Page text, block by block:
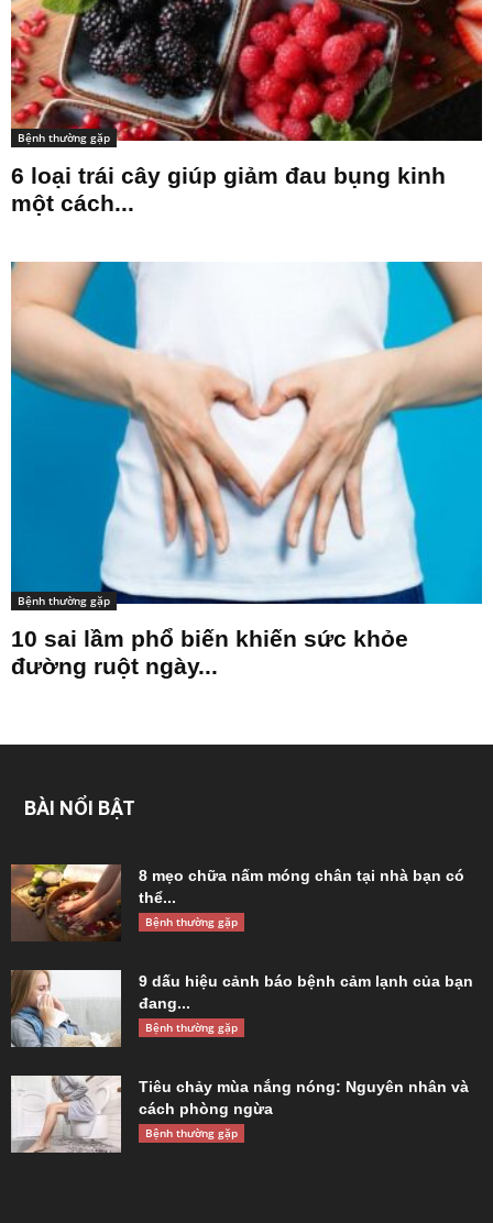
Bệnh thường gặp
6 loại trái cây giúp giảm đau bụng kinh
một cách...
Bệnh thường gặp
10 sai lầm phổ biến khiến sức khỏe
đường ruột ngày...
BÀI NỔI BẬT
8 mẹo chữa nấm móng chân tại nhà bạn có
thể...
Bệnh thường gặp
9 dấu hiệu cảnh báo bệnh cảm lạnh của bạn
đang...
Bệnh thường gặp
Tiêu chảy mùa nắng nóng: Nguyên nhân và
cách phòng ngừa
Bệnh thường gặp